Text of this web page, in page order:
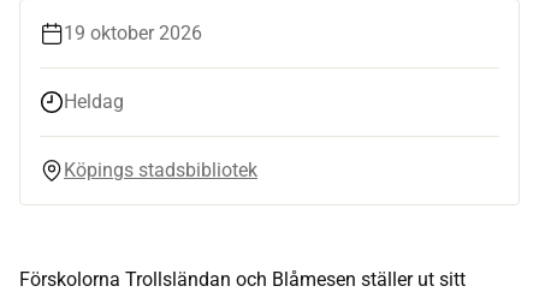
19 oktober 2026
Heldag
Köpings stadsbibliotek
Förskolorna Trollsländan och Blåmesen ställer ut sitt